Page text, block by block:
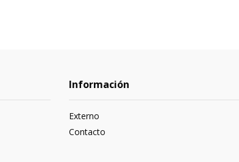
Información
Externo
Contacto